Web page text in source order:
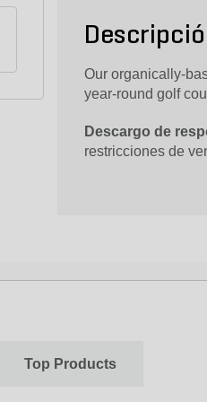
Our organically-
year-round golf
Descargo de
restricciones de
Top Products